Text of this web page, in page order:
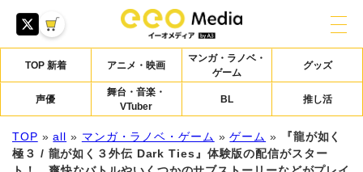
TOP 新着 アニメ・映画
マンガ・ラノベ・
ゲーム
グッズ
声優
舞台・音楽・
VTuber
BL 推し活
TOP »all » マンガ・ラノベ・ゲーム »ゲーム »
『龍が如く
極３ / 龍が如く３外伝 Dark Ties』体験版の配信がスター